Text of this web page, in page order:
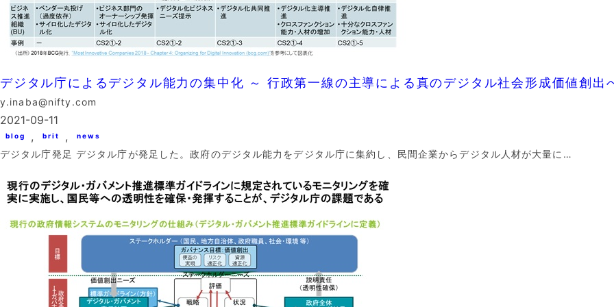
デジタル庁によるデジタル能力の集中化 ～ 行政第一線の主導による真のデジタル社会形成価値創出
y.inaba@nifty.com
2021-09-11
blog , brit , news
デジタル庁発足 デジタル庁が発足した。政府のデジタル能力をデジタル庁に集約し、民間企業からデジタル人材が大量に…